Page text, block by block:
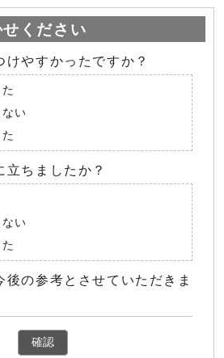
ください
けやすかったですか？
い
立ちましたか？
い
後の参考とさせていただきま
確認